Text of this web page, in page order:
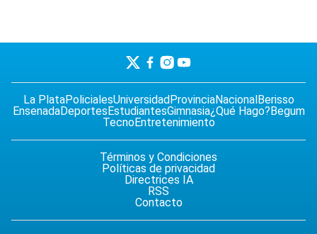
La PlataPolicialesUniversidad ProvinciaNacional Berisso
EnsenadaDeportes EstudiantesGimnasia¿Qué Hago? Begum
TecnoEntretenimiento
Términos y Condiciones
Políticas de privacidad
Directrices IA
RSS
Contacto